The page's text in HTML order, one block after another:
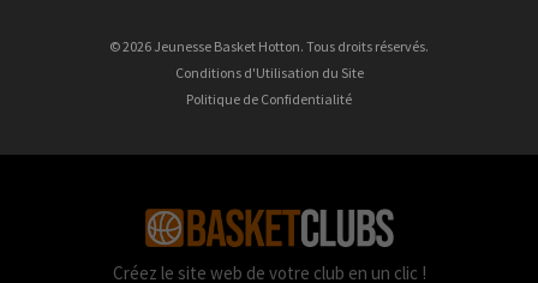
© 2026 Jeunesse Basket Hotton. Tous droits réservés.
Conditions d'Utilisation du Site
Politique de Confidentialité
Créez le site web de votre club en un clic !